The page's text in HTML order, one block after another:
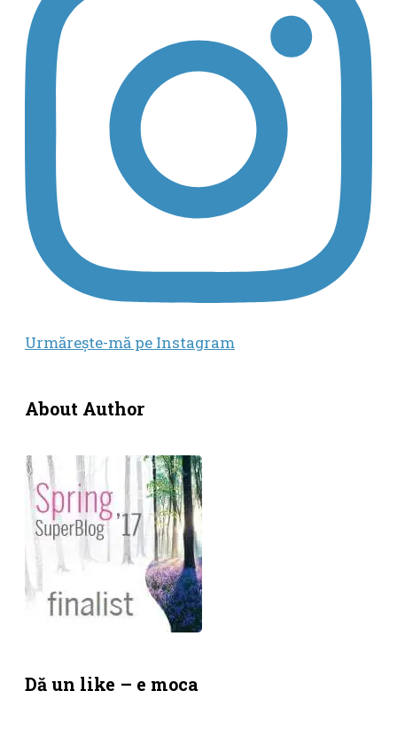
Urmăreşte-mă pe Instagram
About Author
Dă un like – e moca